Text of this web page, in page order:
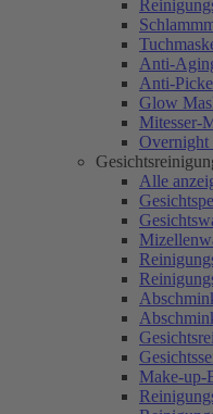
Anti-
Anti-
Glow
Mitesser-
Overnight
Alle
Make-up-